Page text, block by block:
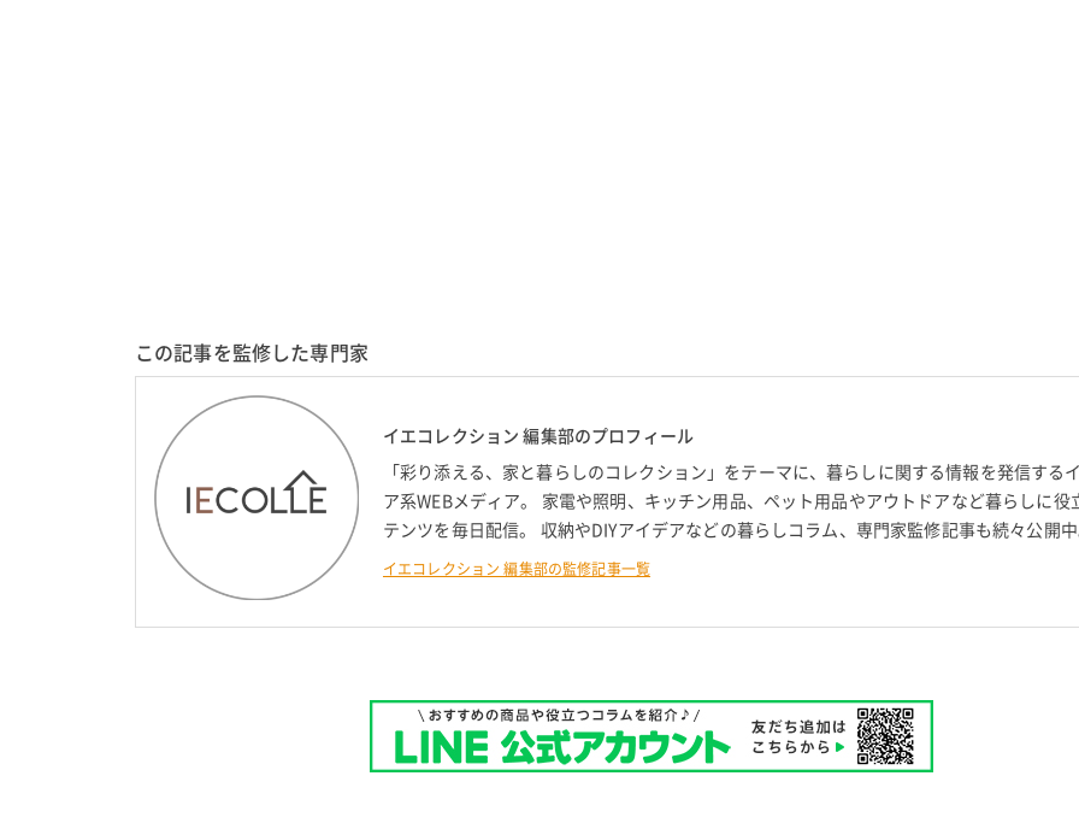
この記事を監修した専門家
イエコレクション 編集部のプロフィール
「彩り添える、家と暮らしのコレクション」をテーマに、暮らしに関する情報を発信する
ア系WEBメディア。 家電や照明、キッチン用品、ペット用品やアウトドアなど暮らしに役
テンツを毎日配信。 収納やDIYアイデアなどの暮らしコラム、専門家監修記事も続々公開中
イエコレクション 編集部の監修記事一覧